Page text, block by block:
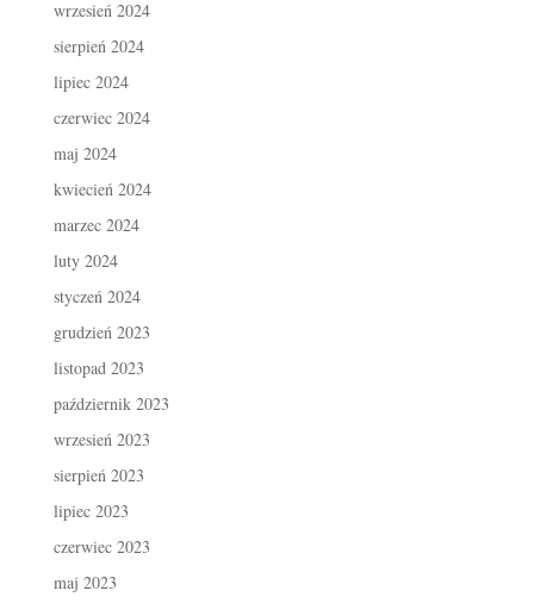
wrzesień 2024
sierpień 2024
lipiec 2024
czerwiec 2024
maj 2024
kwiecień 2024
marzec 2024
luty 2024
styczeń 2024
grudzień 2023
listopad 2023
październik 2023
wrzesień 2023
sierpień 2023
lipiec 2023
czerwiec 2023
maj 2023